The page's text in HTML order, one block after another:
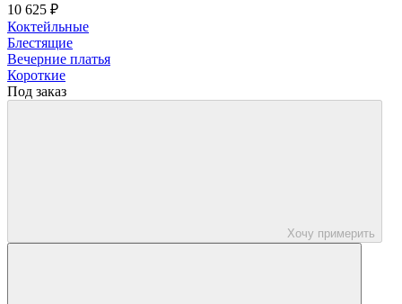
10 625 ₽
Коктейльные
Блестящие
Вечерние платья
Короткие
Под заказ
Хочу примерить